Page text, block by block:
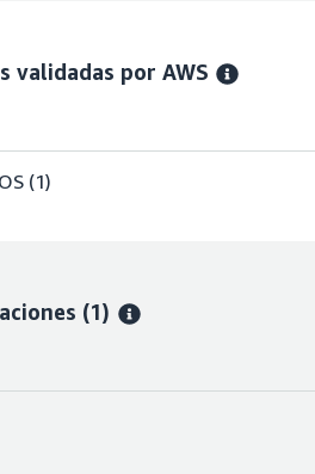
validadas por AWS
(1)
(1)